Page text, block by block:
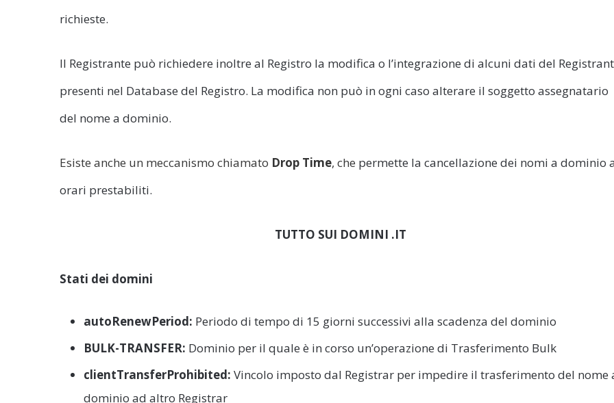
richieste.
Il Registrante può richiedere inoltre al Registro la modifica o l’integrazione di alcuni dati del
presenti nel Database del Registro. La modifica non può in ogni caso alterare il soggetto assegnatario
del nome a dominio.
Esiste anche un meccanismo chiamato Drop Time, che permette la cancellazione dei nomi a dominio
orari prestabiliti.
TUTTO SUI DOMINI .IT
Stati dei domini
autoRenewPeriod: Periodo di tempo di 15 giorni successivi alla scadenza del dominio
BULK-TRANSFER: Dominio per il quale è in corso un’operazione di Trasferimento Bulk
clientTransferProhibited: Vincolo imposto dal Registrar per impedire il trasferimento del nome
dominio ad altro Registrar